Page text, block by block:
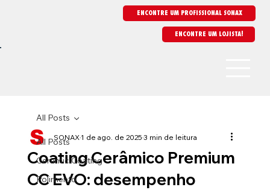
ENCONTRE UM PROFISSIONAL SONAX
ENCONTRE UM LOJISTA!
All Posts
Ceramic Coating
Polimento
All Posts
Coating Cerâmico Premium
CC EVO: desempenho
SONAX1 de ago. de 20253 min de leitura